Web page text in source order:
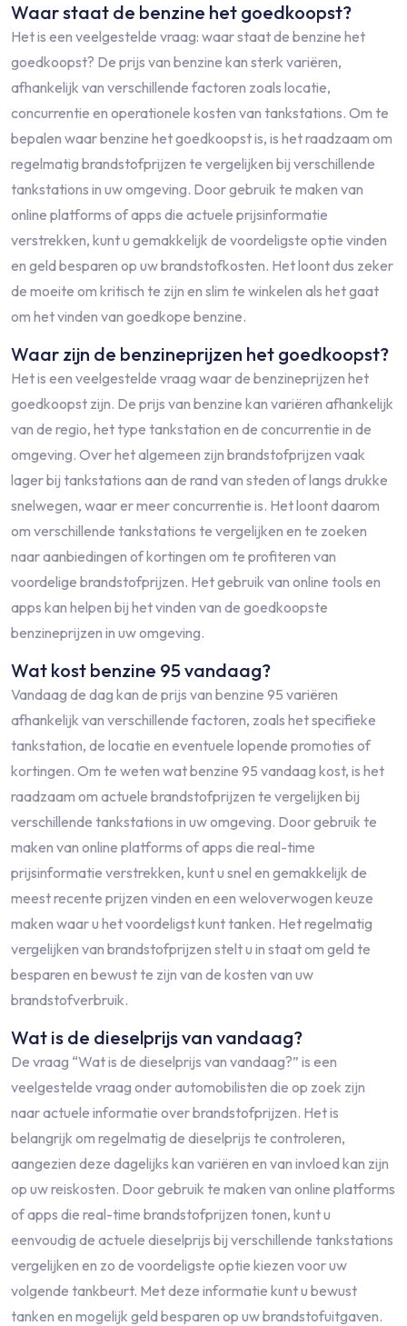
Waar staat de benzine het goedkoopst?
Het is een veelgestelde vraag: waar staat de benzine het
goedkoopst? De prijs van benzine kan sterk variëren,
afhankelijk van verschillende factoren zoals locatie,
concurrentie en operationele kosten van tankstations. Om te
bepalen waar benzine het goedkoopst is, is het raadzaam om
regelmatig brandstofprijzen te vergelijken bij verschillende
tankstations in uw omgeving. Door gebruik te maken van
online platforms of apps die actuele prijsinformatie
verstrekken, kunt u gemakkelijk de voordeligste optie vinden
en geld besparen op uw brandstofkosten. Het loont dus zeker
de moeite om kritisch te zijn en slim te winkelen als het gaat
om het vinden van goedkope benzine.
Waar zijn de benzineprijzen het goedkoopst?
Het is een veelgestelde vraag waar de benzineprijzen het
goedkoopst zijn. De prijs van benzine kan variëren afhankelijk
van de regio, het type tankstation en de concurrentie in de
omgeving. Over het algemeen zijn brandstofprijzen vaak
lager bij tankstations aan de rand van steden of langs drukke
snelwegen, waar er meer concurrentie is. Het loont daarom
om verschillende tankstations te vergelijken en te zoeken
naar aanbiedingen of kortingen om te profiteren van
voordelige brandstofprijzen. Het gebruik van online tools en
apps kan helpen bij het vinden van de goedkoopste
benzineprijzen in uw omgeving.
Wat kost benzine 95 vandaag?
Vandaag de dag kan de prijs van benzine 95 variëren
afhankelijk van verschillende factoren, zoals het specifieke
tankstation, de locatie en eventuele lopende promoties of
kortingen. Om te weten wat benzine 95 vandaag kost, is het
raadzaam om actuele brandstofprijzen te vergelijken bij
verschillende tankstations in uw omgeving. Door gebruik te
maken van online platforms of apps die real-time
prijsinformatie verstrekken, kunt u snel en gemakkelijk de
meest recente prijzen vinden en een weloverwogen keuze
maken waar u het voordeligst kunt tanken. Het regelmatig
vergelijken van brandstofprijzen stelt u in staat om geld te
besparen en bewust te zijn van de kosten van uw
brandstofverbruik.
Wat is de dieselprijs van vandaag?
De vraag “Wat is de dieselprijs van vandaag?” is een
veelgestelde vraag onder automobilisten die op zoek zijn
naar actuele informatie over brandstofprijzen. Het is
belangrijk om regelmatig de dieselprijs te controleren,
aangezien deze dagelijks kan variëren en van invloed kan zijn
op uw reiskosten. Door gebruik te maken van online platforms
of apps die real-time brandstofprijzen tonen, kunt u
eenvoudig de actuele dieselprijs bij verschillende tankstations
vergelijken en zo de voordeligste optie kiezen voor uw
volgende tankbeurt. Met deze informatie kunt u bewust
tanken en mogelijk geld besparen op uw brandstofuitgaven.